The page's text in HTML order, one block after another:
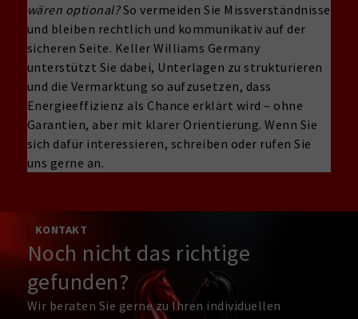
wären optional?So vermeiden Sie Missverständnisse
und bleiben rechtlich und kommunikativ auf der
sicheren Seite. Keller Williams Germany
unterstützt Sie dabei, Unterlagen zu strukturieren
und die Vermarktung so aufzusetzen, dass
Energieeffizienz als Chance erklärt wird – ohne
Garantien, aber mit klarer Orientierung. Wenn Sie
sich dafür interessieren, schreiben oder rufen Sie
uns gerne an.
KONTAKT
Noch nicht das richtige
gefunden?
Wir beraten Sie gerne zu Ihren individuellen